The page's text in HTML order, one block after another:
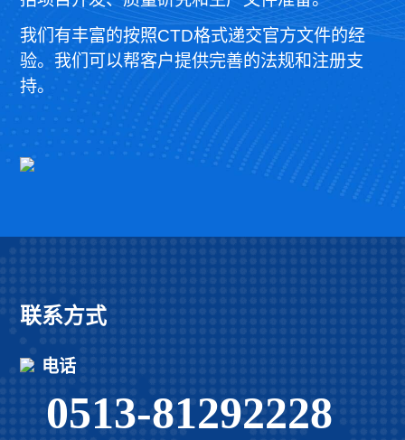
我们有丰富的按照CTD格式递交官方文件的经
验。我们可以帮客户提供完善的法规和注册支
持。
联系方式
电话
0513-81292228